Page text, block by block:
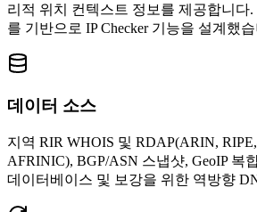
리적 위치 컨텍스트 정보를 제공합니다.
를 기반으로 IP Checker 기능을 설계했
데이터 소스
지역 RIR WHOIS 및 RDAP(ARIN,
AFRINIC), BGP/ASN 스냅샷, GeoIP 복
데이터베이스 및 보강을 위한 역방향